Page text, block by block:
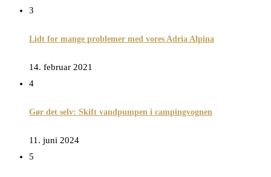
3
Lidt for mange problemer med vores Adria Alpina
14. februar 2021
4
Gør det selv: Skift vandpumpen i campingvognen
11. juni 2024
5